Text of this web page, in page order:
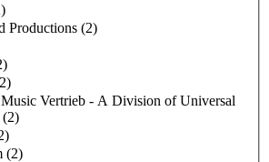
Productions (2)
Vertrieb - A Division of Universal
(2)
(2)